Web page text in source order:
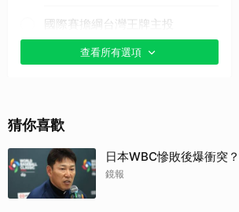
國際賽擔綱台灣王牌主投
其他（歡迎貼文分享）
查看所有選項
猜你喜歡
日本WBC慘敗後爆衝突
鏡報